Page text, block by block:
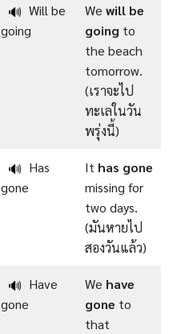
🔊 Will be
going
We will be
going to
the beach
tomorrow.
(เราจะไป
ทะเลในวัน
พรุ่งนี้)
🔊 Has
gone
It has gone
missing for
two days.
(มันหายไป
สองวันแล้ว)
🔊 Have
gone
We have
gone to
that